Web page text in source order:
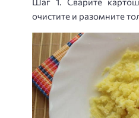
очистите и разомните